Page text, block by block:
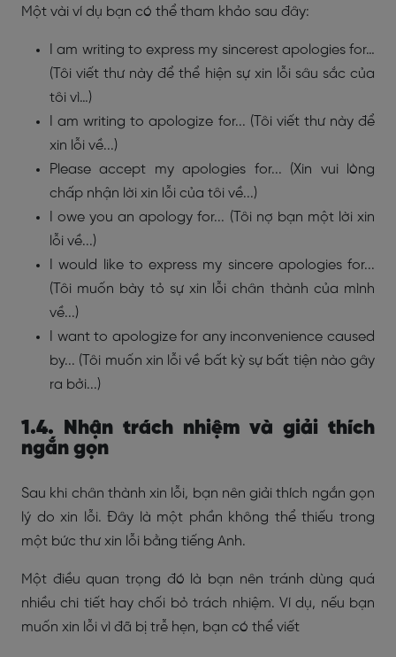
Một vài ví dụ bạn có thể tham khảo sau đây:
I am writing to express my sincerest apologies for…
(Tôi viết thư này để thể hiện sự xin lỗi sâu sắc của
tôi vì…)
I am writing to apologize for... (Tôi viết thư này để
xin lỗi về...)
Please accept my apologies for... (Xin vui lòng
chấp nhận lời xin lỗi của tôi về...)
I owe you an apology for... (Tôi nợ bạn một lời xin
lỗi về...)
I would like to express my sincere apologies for...
(Tôi muốn bày tỏ sự xin lỗi chân thành của mình
về...)
I want to apologize for any inconvenience caused
by... (Tôi muốn xin lỗi về bất kỳ sự bất tiện nào gây
ra bởi...)
1.4. Nhận trách nhiệm và giải thích
ngắn gọn
Sau khi chân thành xin lỗi, bạn nên giải thích ngắn gọn
lý do xin lỗi. Đây là một phần không thể thiếu trong
một bức thư xin lỗi bằng tiếng Anh.
Một điều quan trọng đó là bạn nên tránh dùng quá
nhiều chi tiết hay chối bỏ trách nhiệm. Ví dụ, nếu bạn
muốn xin lỗi vì đã bị trễ hẹn, bạn có thể viết